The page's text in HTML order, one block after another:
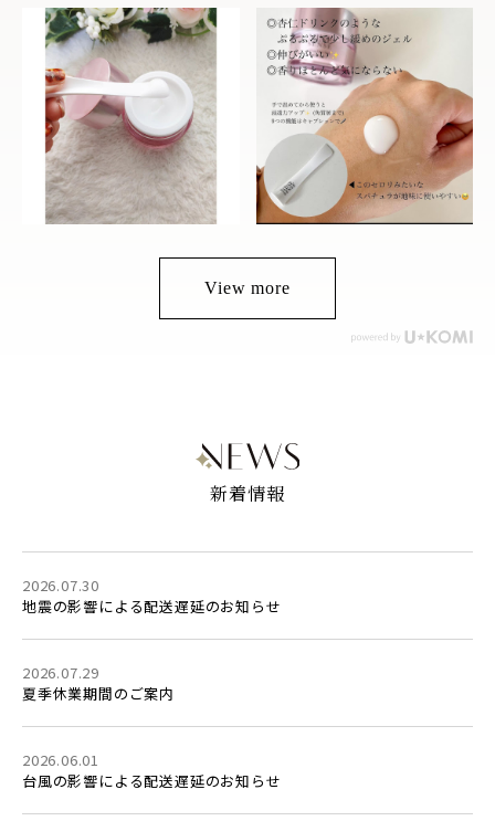
View more
新着情報
2026.07.30
地震の影響による配送遅延のお知らせ
2026.07.29
夏季休業期間のご案内
2026.06.01
台風の影響による配送遅延のお知らせ